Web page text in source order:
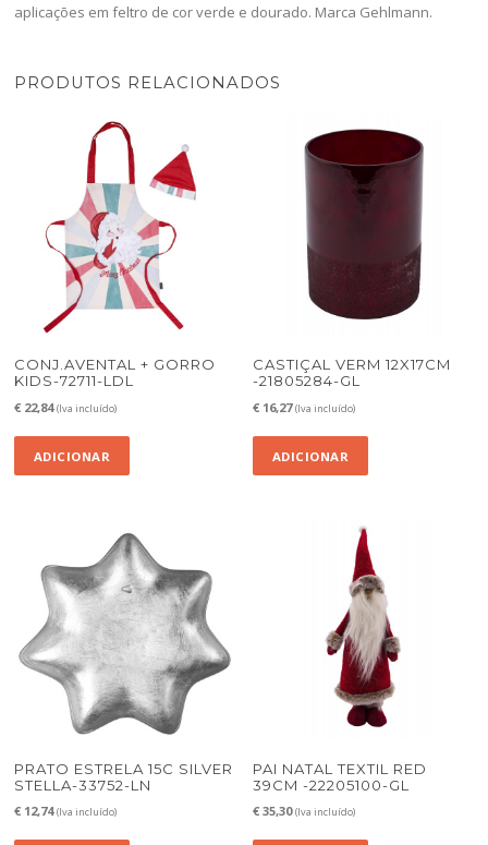
aplicações em feltro de cor verde e dourado. Marca Gehlmann.
PRODUTOS RELACIONADOS
CONJ.AVENTAL + GORRO
KIDS-72711-LDL
€ 22,84 (Iva incluído)
ADICIONAR
CASTIÇAL VERM 12X17CM
-21805284-GL
€ 16,27 (Iva incluído)
ADICIONAR
PRATO ESTRELA 15C SILVER
STELLA-33752-LN
€ 12,74 (Iva incluído)
PAI NATAL TEXTIL RED
39CM -22205100-GL
€ 35,30 (Iva incluído)